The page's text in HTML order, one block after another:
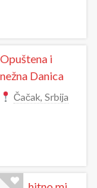
Opuštena i
nežna Danica
Čačak, Srbija